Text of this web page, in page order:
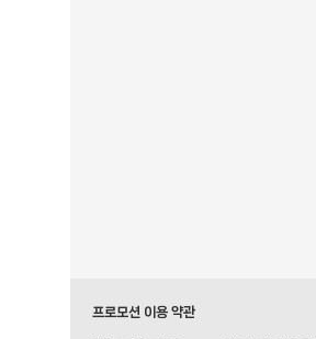
프로모션 이용 약관